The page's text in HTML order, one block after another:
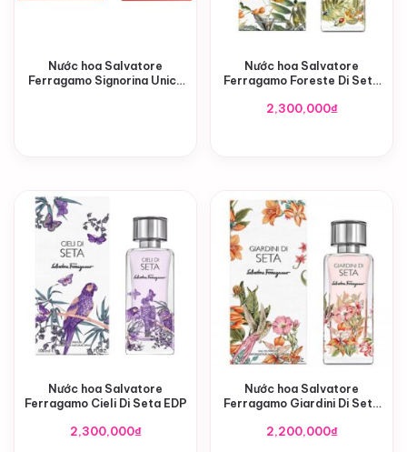
Nước hoa Salvatore
Ferragamo Signorina Unica
Nước hoa Salvatore
Ferragamo Foreste Di Seta
2,300,000₫
Nước hoa Salvatore
Ferragamo Cieli Di Seta EDP
2,300,000₫
Nước hoa Salvatore
Ferragamo Giardini Di Seta
2,200,000₫